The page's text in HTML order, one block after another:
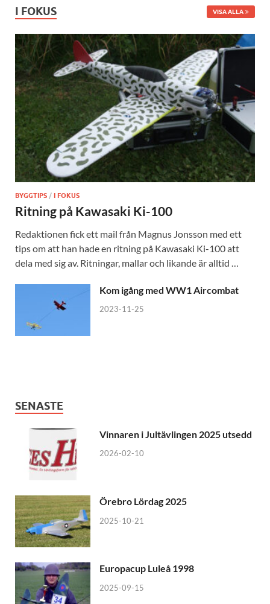
I FOKUS VISA ALLA
BYGGTIPS / I FOKUS
Ritning på Kawasaki Ki-100
Redaktionen fick ett mail från Magnus Jonsson med ett
tips om att han hade en ritning på Kawasaki Ki-100 att
dela med sig av. Ritningar, mallar och likande är alltid …
Kom igång med WW1 Aircombat
2023-11-25
SENASTE
Vinnaren i Jultävlingen 2025 utsedd
2026-02-10
Örebro Lördag 2025
2025-10-21
Europacup Luleå 1998
2025-09-15